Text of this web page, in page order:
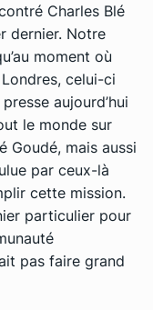
Charles Blé
dernier. Notre
moment où
celui-ci
aujourd’hui
le monde sur
Goudé, mais aussi
par ceux-là
cette mission.
particulier pour
pas faire grand